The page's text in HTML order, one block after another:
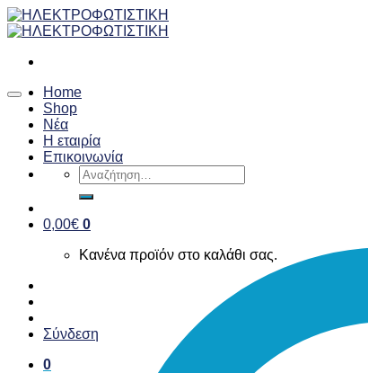
Skip
to
Home
Shop
Νέα
Η εταιρία
Επικοινωνία
Αναζήτηση
για:
0,00€ 0
Κανένα προϊόν στο καλάθι σας.
Σύνδεση
0